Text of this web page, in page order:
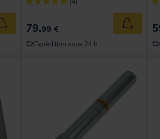
Ajouter au panier
79,99 € Ajouter
Expédition sous 24 h